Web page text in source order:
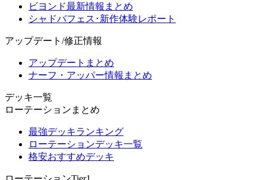
ビヨンド最新情報まとめ
シャドバフェス･新作体験レポート
アップデート/修正情報
アップデートまとめ
ナーフ・アッパー情報まとめ
デッキ一覧
ローテーションまとめ
最強デッキランキング
ローテーションデッキ一覧
格安おすすめデッキ